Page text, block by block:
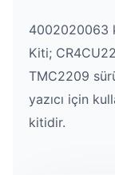
4002020063
Kiti;
TMC2209
yazıcı için
kitidir.